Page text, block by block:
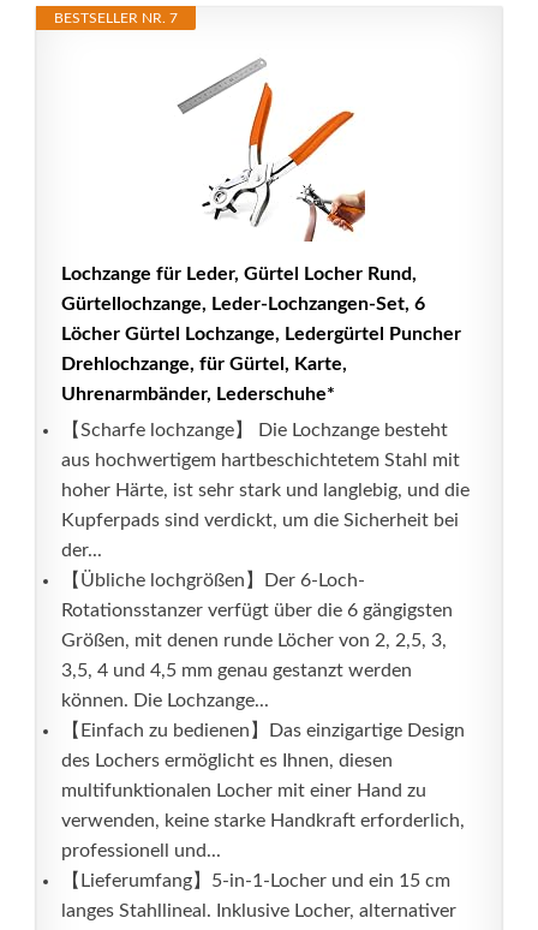
BESTSELLER NR. 7
Lochzange für Leder, Gürtel Locher Rund,
Gürtellochzange, Leder-Lochzangen-Set, 6
Löcher Gürtel Lochzange, Ledergürtel Puncher
Drehlochzange, für Gürtel, Karte,
Uhrenarmbänder, Lederschuhe*
【Scharfe lochzange】 Die Lochzange besteht
aus hochwertigem hartbeschichtetem Stahl mit
hoher Härte, ist sehr stark und langlebig, und die
Kupferpads sind verdickt, um die Sicherheit bei
der...
【Übliche lochgrößen】Der 6-Loch-
Rotationsstanzer verfügt über die 6 gängigsten
Größen, mit denen runde Löcher von 2, 2,5, 3,
3,5, 4 und 4,5 mm genau gestanzt werden
können. Die Lochzange...
【Einfach zu bedienen】Das einzigartige Design
des Lochers ermöglicht es Ihnen, diesen
multifunktionalen Locher mit einer Hand zu
verwenden, keine starke Handkraft erforderlich,
professionell und...
【Lieferumfang】5-in-1-Locher und ein 15 cm
langes Stahllineal. Inklusive Locher, alternativer